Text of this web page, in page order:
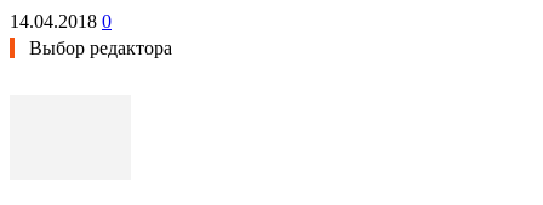
14.04.2018 0
Выбор редактора